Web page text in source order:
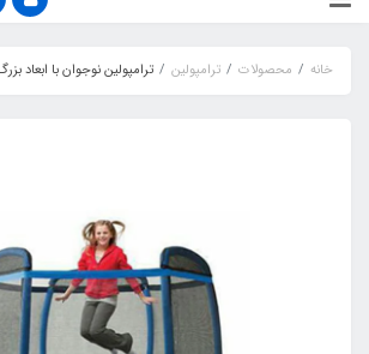
خانه محصولات ترامپولین ترامپولین نوجوان با ابعاد